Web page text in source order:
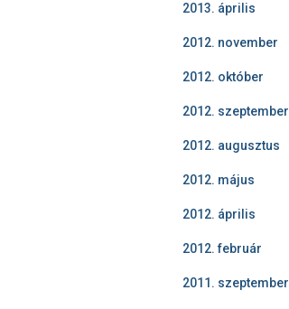
2013. április
2012. november
2012. október
2012. szeptember
2012. augusztus
2012. május
2012. április
2012. február
2011. szeptember